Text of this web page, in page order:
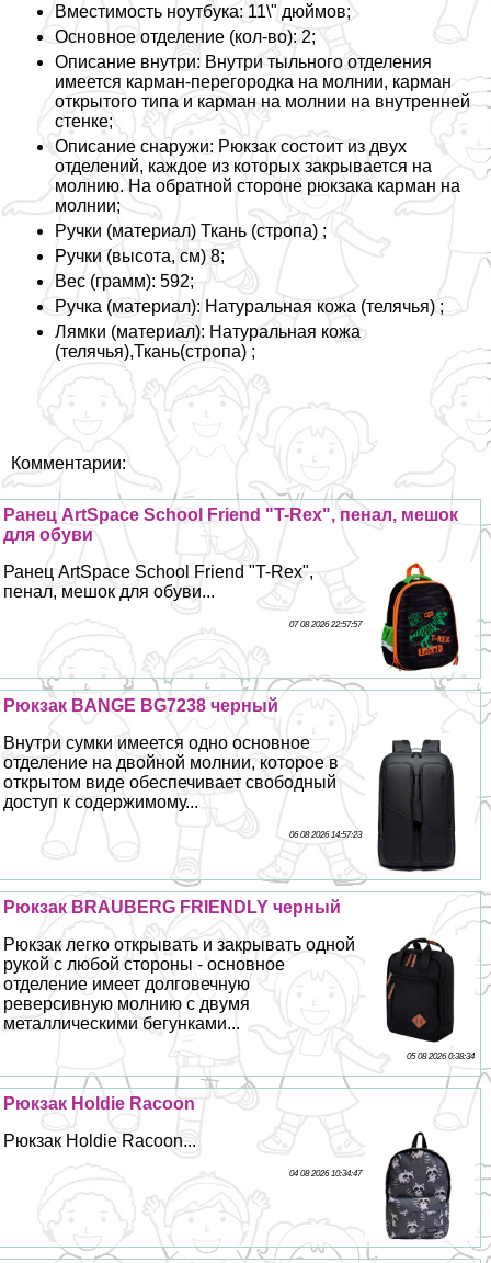
Вместимость ноутбука: 11\" дюймов;
Основное отделение (кол-во): 2;
Описание внутри: Внутри тыльного отделения
имеется карман-перегородка на молнии, карман
открытого типа и карман на молнии на внутренней
стенке;
Описание снаружи: Рюкзак состоит из двух
отделений, каждое из которых закрывается на
молнию. На обратной стороне рюкзака карман на
молнии;
Ручки (материал) Ткань (стропа) ;
Ручки (высота, см) 8;
Вес (грамм): 592;
Ручка (материал): Натуральная кожа (телячья) ;
Лямки (материал): Натуральная кожа
(телячья),Ткань(стропа) ;
Комментарии:
Ранец ArtSpace School Friend "T-Rex", пенал, мешок
для обуви
Ранец ArtSpace School Friend "T-Rex",
пенал, мешок для обуви...
07 08 2026 22:57:57
Рюкзак BANGE BG7238 черный
Внутри сумки имеется одно основное
отделение на двойной молнии, которое в
открытом виде обеспечивает свободный
доступ к содержимому...
06 08 2026 14:57:23
Рюкзак BRAUBERG FRIENDLY черный
Рюкзак легко открывать и закрывать одной
рукой с любой стороны - основное
отделение имеет долговечную
реверсивную молнию с двумя
металлическими бегунками...
05 08 2026 0:38:34
Рюкзак Holdie Racoon
Рюкзак Holdie Racoon...
04 08 2026 10:34:47